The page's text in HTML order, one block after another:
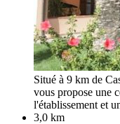
Situé à 9 km de
vous propose une
l'établissement et
3,0 km